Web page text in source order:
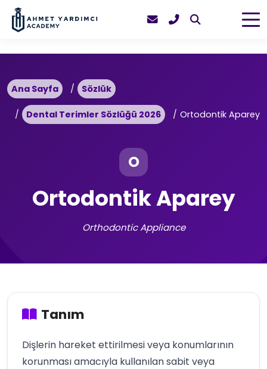
Ana Sayfa Sözlük
Dental Terimler Sözlüğü 2026 Ortodontik Aparey
O
Ortodontik Aparey
Orthodontic Appliance
Tanım
Dişlerin hareket ettirilmesi veya konumlarının
korunması amacıyla kullanılan sabit veya